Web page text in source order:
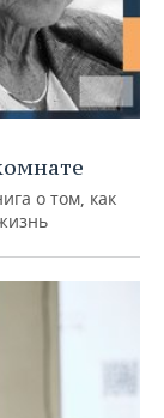
о том, как